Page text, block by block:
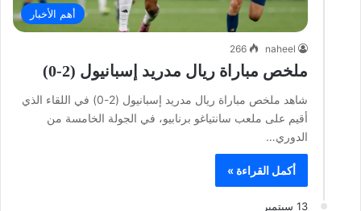
أهم الأخبار
naheel
266
ملخص مباراة ريال مدريد إسبانيول (2-0)
شاهد ملخص مباراة ريال مدريد إسبانيول (2-0) في اللقاء الذي
أقيم على ملعب سانتياغو برنابيو، في الجولة الخامسة من
الدوري…
أكمل القراءة »
13 سبتمبر